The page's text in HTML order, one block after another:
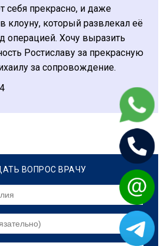
себя прекрасно, и даже
клоуну, который развлекал её
операцией. Хочу выразить
Ростиславу за прекрасную
за сопровождение.
ВОПРОС ВРАЧУ